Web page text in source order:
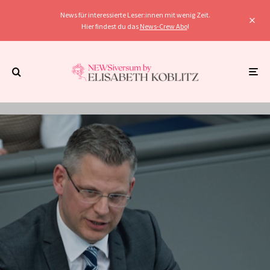
News für interessierte Leser:innen mit wenig Zeit.
Hier findest du das News-Crew Abo!